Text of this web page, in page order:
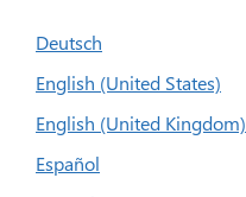
Deutsch
English (United States)
English (United Kingdom)
Español